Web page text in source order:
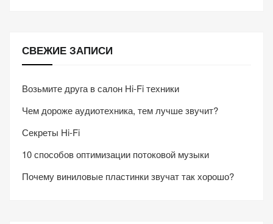
СВЕЖИЕ ЗАПИСИ
Возьмите друга в салон Hi-Fi техники
Чем дороже аудиотехника, тем лучше звучит?
Секреты Hi-Fi
10 способов оптимизации потоковой музыки
Почему виниловые пластинки звучат так хорошо?